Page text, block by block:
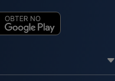
portáteis
antes de
do hardware e